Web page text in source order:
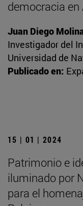
democracia en
Juan Diego
Investigador del
Universidad de
Publicado en:
15 | 01 | 2024
Patrimonio e
iluminado por
para el